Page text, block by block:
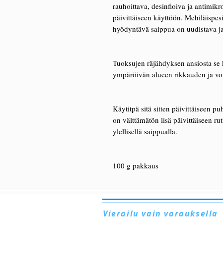
rauhoittava, desinfioiva ja
päivittäiseen käyttöön.
hyödyntävä saippua on uudistava
Tuoksujen räjähdyksen ansiosta
ympäröivän alueen rikkauden ja
Käytitpä sitä sitten päivittäiseen
on välttämätön lisä päivittäiseen
ylellisellä saippualla.
100 g pakkaus
Vierailu vain varauksella